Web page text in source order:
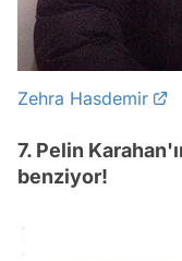
Zehra Hasdemir
7. Pelin
benziyor!